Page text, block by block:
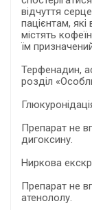
відчуття
пацієнтам,
містять
їм
Терфенадин,
розділ
Препарат не
дигоксину.
Ниркова
Препарат не
атенололу.